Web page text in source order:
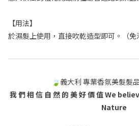
【用法】
於濕髮上使用，直接吹乾造型即可。（免
🍃義大利 專業香氛美髮髮
我 們 相 信 自 然 的 美 好 價 值We
Nature